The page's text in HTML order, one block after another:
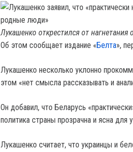
Лукашенко открестился от
Об этом сообщает издание «Белта»,
Лукашенко несколько уклонно
этом «нет смысла рассказывать и
Он добавил, что Беларусь
политика страны прозрачна и ясна для
Лукашенко считает, что украинцы и